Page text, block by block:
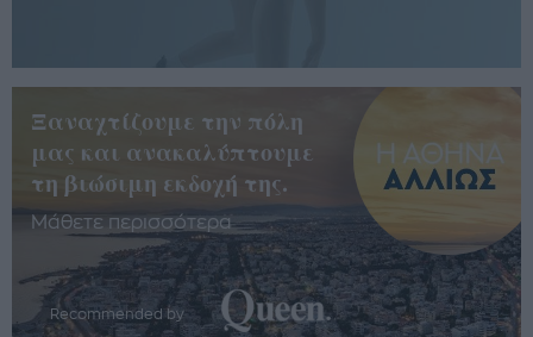
Ξαναχτίζουμε την πόλη
μας και ανακαλύπτουμε
τη βιώσιμη εκδοχή της.
Μάθετε περισσότερα
Recommended by